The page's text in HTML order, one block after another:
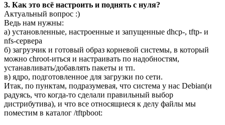
3. Как это всё настроить и поднять с нуля?
Актуальный вопрос :)
Ведь нам нужны:
а) установленные, настроенные и запущенные dhcp-, tftp- и
nfs-сервера
б) загрузчик и готовый образ корневой системы, в который
можно chroot-иться и настраивать по надобностям,
устанавливать/добавлять пакеты и тп.
в) ядро, подготовленное для загрузки по сети.
Итак, по пунктам, подразумевая, что система у нас Debian(и
радуясь, что когда-то сделали правильный выбор
дистрибутива), и что все относящиеся к делу файлы мы
поместим в каталог /tftpboot: